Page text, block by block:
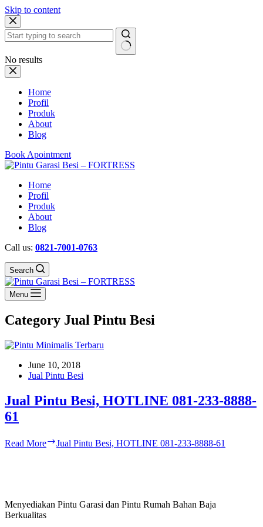
Skip to content
No results
Home
Profil
Produk
About
Blog
Book Apointment
Home
Profil
Produk
About
Blog
Call us: 0821-7001-0763
Search
Menu
Category Jual Pintu Besi
June 10, 2018
Jual Pintu Besi
Jual Pintu Besi, HOTLINE 081-233-8888-
61
Read More Jual Pintu Besi, HOTLINE 081-233-8888-61
Menyediakan Pintu Garasi dan Pintu Rumah Bahan Baja
Berkualitas